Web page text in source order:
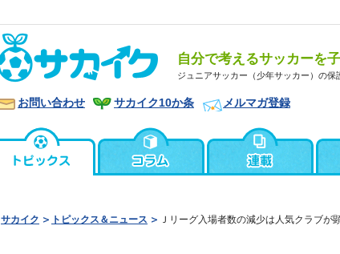
自分で考えるサッカーを
ジュニアサッカー（少年サッカー）の保
お問い合わせ サカイク10か条 メルマガ登録
サカイク トピックス＆ニュース Ｊリーグ入場者数の減少は人気クラブが